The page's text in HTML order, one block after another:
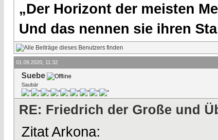
„Der Horizont der meisten
Und das nennen sie ihren
01.09.2020, 11:32
Suebe
Saubär
RE: Friedrich der Große und
Zitat Arkona: